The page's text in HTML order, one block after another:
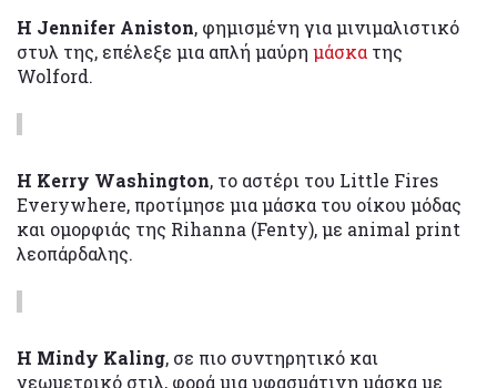
Η Jennifer Aniston, φημισμένη για μινιμαλιστικό
στυλ της, επέλεξε μια απλή μαύρη μάσκα της
Wolford.
Η Kerry Washington, το αστέρι του Little Fires
Everywhere, προτίμησε μια μάσκα του οίκου μόδας
και ομορφιάς της Rihanna (Fenty), με animal print
λεοπάρδαλης.
Η Mindy Kaling, σε πιο συντηρητικό και
γεωμετρικό στιλ, φορά μια υφασμάτινη μάσκα με